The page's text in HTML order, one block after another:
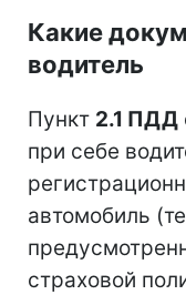
Какие
водитель
Пункт 2.1 ПДД
при себе
автомобиль
страховой